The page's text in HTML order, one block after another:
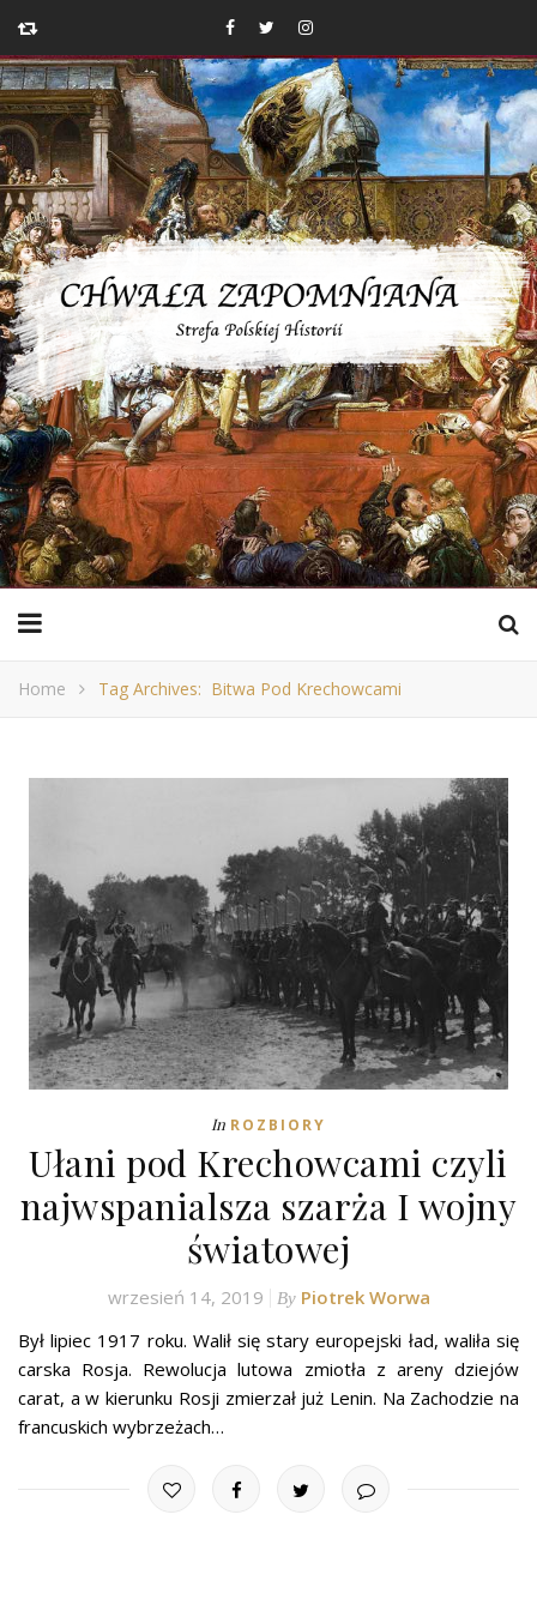
Home Tag Archives: Bitwa Pod Krechowcami
In ROZBIORY
Ułani pod Krechowcami czyli
najwspanialsza szarża I wojny
światowej
wrzesień 14, 2019 By Piotrek Worwa
Był lipiec 1917 roku. Walił się stary europejski ład, waliła się
carska Rosja. Rewolucja lutowa zmiotła z areny dziejów
carat, a w kierunku Rosji zmierzał już Lenin. Na Zachodzie na
francuskich wybrzeżach…